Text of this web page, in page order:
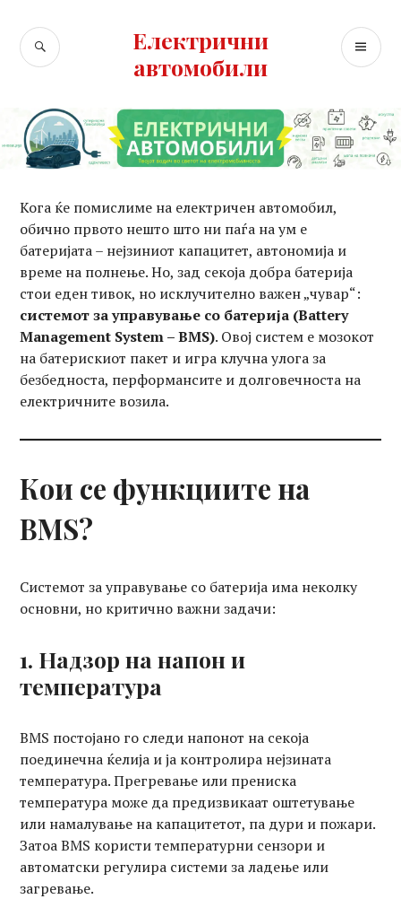
content
Електрични
автомобили
SEARCH
Кога ќе помислиме на електричен автомобил,
обично првото нешто што ни паѓа на ум е
батеријата – нејзиниот капацитет, автономија и
време на полнење. Но, зад секоја добра батерија
стои еден тивок, но исклучително важен „чувар“:
системот за управување со батерија (Battery
Management System – BMS). Овој систем е мозокот
на батерискиот пакет и игра клучна улога за
безбедноста, перформансите и долговечноста на
електричните возила.
Кои се функциите на
BMS?
Системот за управување со батерија има неколку
основни, но критично важни задачи:
1. Надзор на напон и
температура
BMS постојано го следи напонот на секоја
поединечна ќелија и ја контролира нејзината
температура. Прегревање или прениска
температура може да предизвикаат оштетување
или намалување на капацитетот, па дури и пожари.
Затоа BMS користи температурни сензори и
автоматски регулира системи за ладење или
загревање.